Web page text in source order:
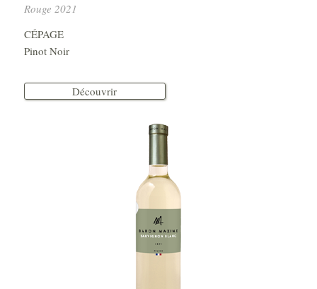
Rouge 2021
CÉPAGE
Pinot Noir
Découvrir